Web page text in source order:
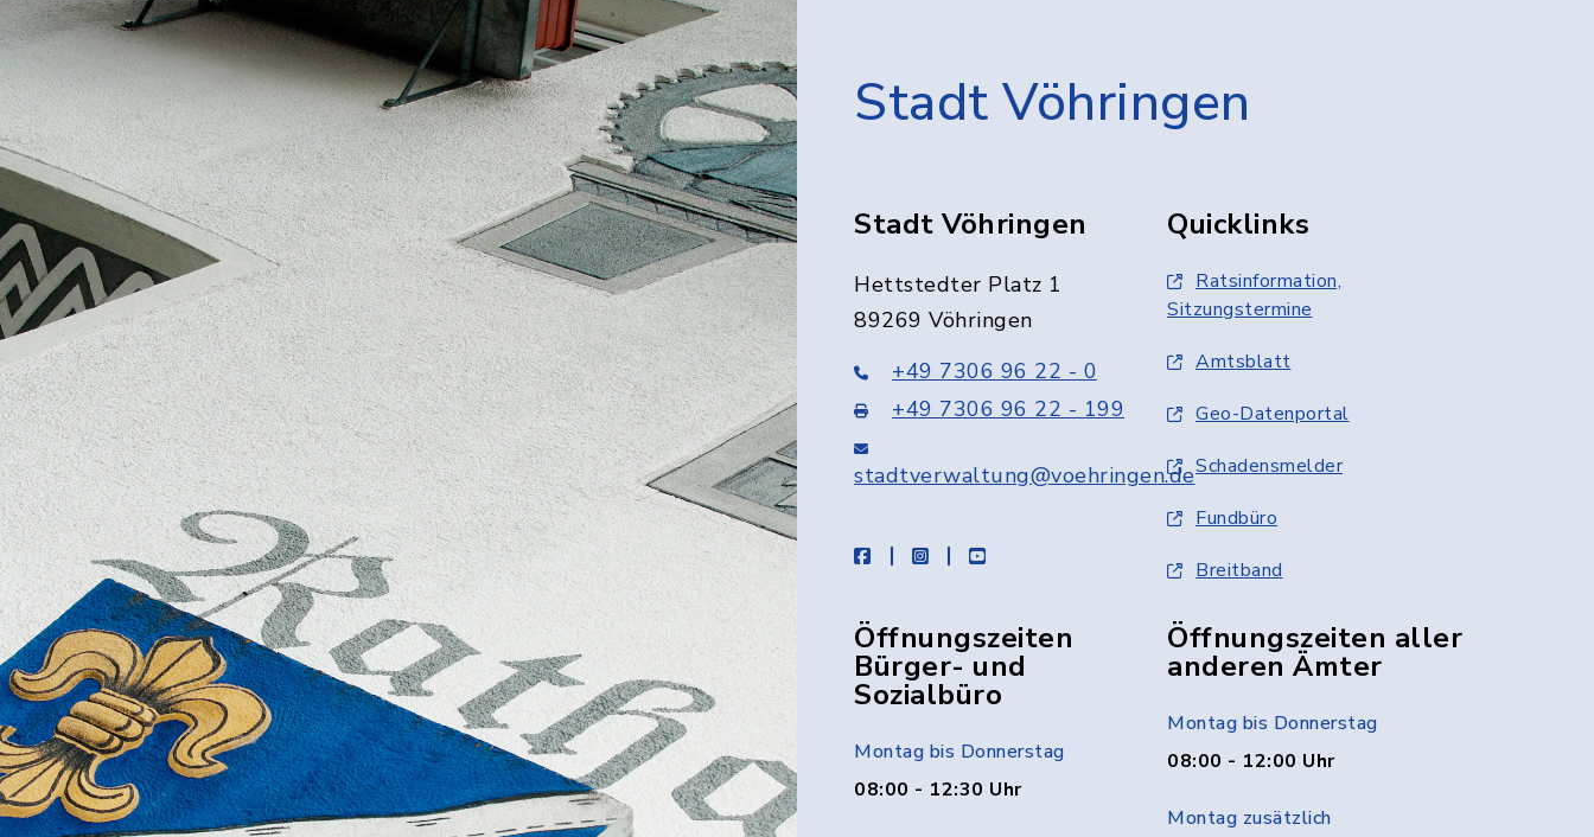
Stadt Vöhringen
Stadt Vöhringen
Hettstedter Platz 1
89269 Vöhringen
+49 7306 96 22 - 0
+49 7306 96 22 - 199
stadtverwaltung@voehringen.de
facebookinstagramyoutube
Quicklinks
Ratsinformation,
Sitzungstermine
Amtsblatt
Geo-Datenportal
Schadensmelder
Fundbüro
Breitband
Öffnungszeiten
Bürger- und
Sozialbüro
Montag bis Donnerstag
08:00 - 12:30 Uhr
Öffnungszeiten aller
anderen Ämter
Montag bis Donnerstag
08:00 - 12:00 Uhr
Montag zusätzlich